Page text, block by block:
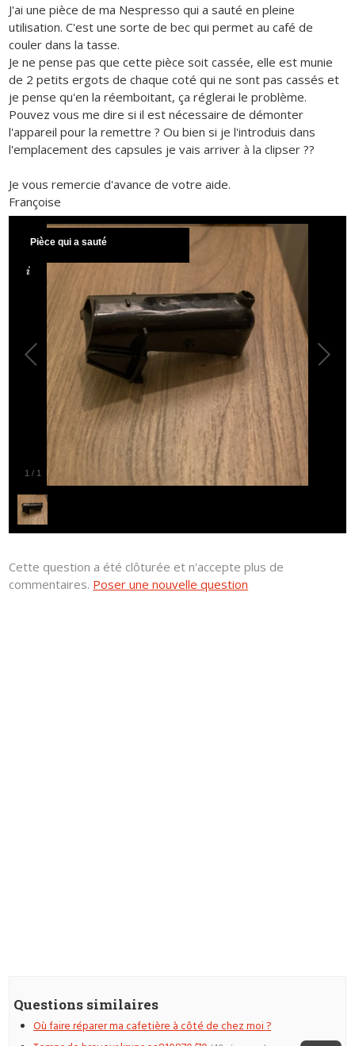
J'ai une pièce de ma Nespresso qui a sauté en pleine
utilisation. C'est une sorte de bec qui permet au café de
couler dans la tasse.
Je ne pense pas que cette pièce soit cassée, elle est munie
de 2 petits ergots de chaque coté qui ne sont pas cassés et
je pense qu'en la réemboitant, ça réglerai le problème.
Pouvez vous me dire si il est nécessaire de démonter
l'appareil pour la remettre ? Ou bien si je l'introduis dans
l'emplacement des capsules je vais arriver à la clipser ??
Je vous remercie d'avance de votre aide.
Françoise
1 / 1
Pièce qui a sauté
Cette question a été clôturée et n'accepte plus de
commentaires. Poser une nouvelle question
Questions similaires
Où faire réparer ma cafetière à côté de chez moi ?